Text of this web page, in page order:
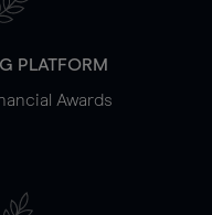
PLATFORM
Awards